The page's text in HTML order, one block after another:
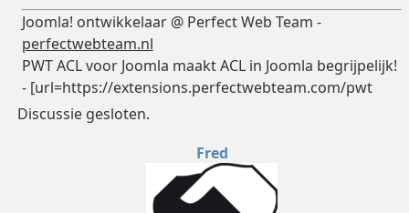
Joomla! ontwikkelaar @ Perfect Web Team -
perfectwebteam.nl
PWT ACL voor Joomla maakt ACL in Joomla begrijpelijk!
- [url=https://extensions.perfectwebteam.com/pwt
Discussie gesloten.
Fred